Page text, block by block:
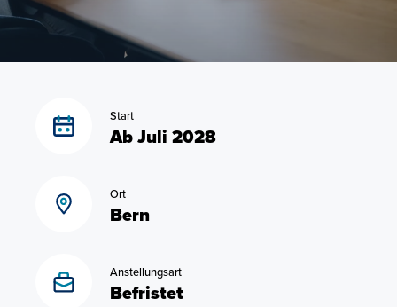
Start
Ab Juli 2028
Ort
Bern
Anstellungsart
Befristet